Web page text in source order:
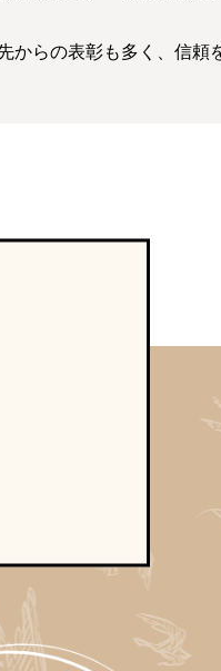
らの表彰も多く、信頼